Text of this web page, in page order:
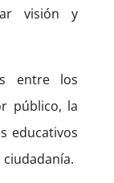
visión y
entre los
público, la
educativos
ciudadanía.